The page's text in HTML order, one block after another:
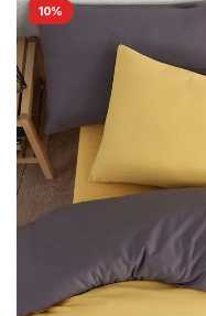
10%